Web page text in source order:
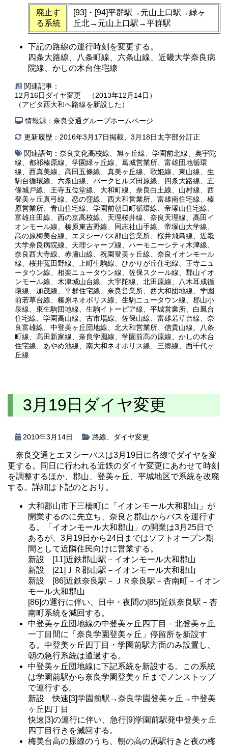
廃止す
る系統
[93]・[94]平群駅→元山上口駅→緑ヶ
丘北→元山上口駅→平群駅
下記の路線の運行時刻を変更する。
四条大路線、八条町線、六条山線、近畿大学奈良病
院線、かしの木台住宅線
関連記事：
12月16日ダイヤ変更 （2013年12月14日）
（アピタ西大和へ路線を新設した）
情報源：奈良交通グループホームページ
更新履歴：2016年3月17日掲載、3月18日太字部分訂正
関連語句： 奈良文化高校線、 旭ヶ丘線、 学園前北線、 奥宇陀
線、 都祁榛原線、 学園緑ヶ丘線、 葛城営業所、 富雄団地循環
線、 西真美線、 高田五條線、 真美ヶ丘線、 歌姫線、 東山線、 生
駒台循環線、 六条山線、 パークヒルズ田原線、 四条大路線、 五
條城戸線、 王寺五位堂線、 大和町線、 奈良白土線、 山村線、 西
登美ヶ丘真弓線、 恋の窪線、 西大和営業所、 富雄南住宅線、 榛
原営業所、 青山住宅線、 学園前朝日町循環線、 帝塚山住宅線、
富雄庄田線、 西の京高校線、 天理桜井線、 奈良天理線、 高田イ
オンモール線、 榛原東吉野線、 同志社山手線、 帝塚山大学線、
高の原梅美台線、 エヌシーバス郡山営業所、 桜井飛鳥線、 近畿
大学奈良病院線、 天理シャープ線、 ハーモニーシティ木津線、
奈良西大寺線、 赤膚山線、 祝園登美ヶ丘線、 奈良イオンモール
線、 桜井菟田野線、 上町生駒線、 ひかりが丘住宅線、 王寺ニュ
ータウン線、 相楽ニュータウン線、 佐保スクール線、 郡山イオ
ンモール線、 木津城山台線、 大宇陀線、 北田原線、 八木耳成循
環線、 加茂線、 平群住宅線、 奈良営業所、 西大和団地線、 学園
前若草台線、 榛原ネオポリス線、 生駒ニュータウン線、 郡山小
泉線、 東生駒団地線、 生駒イトーピア線、 平城営業所、 白鳳台
住宅線、 学園高山線、 古市場線、 佐保山線、 富雄若草台線、 奈
良富雄線、 中登美ヶ丘団地線、 北大和営業所、 信貴山線、 八条
町線、 高田新家線、 奈良学園線、 学園前高の原線、 かしの木台
住宅線、 あやめ池線、 南大和ネオポリス線、 三郷線、 西千代ヶ
丘線
3月19日ダイヤ変更
2010年3月14日 路線 ダイヤ変更
奈良交通とエヌシーバスは3月19日に各線でダイヤを変
更する。同日に行われる近鉄のダイヤ変更にあわせて時刻
を調整するほか、郡山、登美ヶ丘、平城地区で系統を改廃
する。詳細は下記のとおり。
大和郡山市下三橋町に「イオンモール大和郡山」が
開業するのに先立ち、奈良と郡山からバスを運行す
る。「イオンモール大和郡山」の開業は3月25日で
あるが、3月19日から24日まではソフトオープン期
間として近隣住民向けに営業する。
新設 [11]近鉄郡山駅－イオンモール大和郡山
新設 [21]ＪＲ郡山駅－イオンモール大和郡山
新設 [86]近鉄奈良駅－ＪＲ奈良駅－杏南町－イオン
モール大和郡山
[86]の運行に伴い、日中・夜間の[85]近鉄奈良駅－杏
南町系統を減回する。
中登美ヶ丘団地線の中登美ヶ丘四丁目－北登美ヶ丘
一丁目間に「奈良学園登美ヶ丘」停留所を新設す
る。中登美ヶ丘四丁目・学園前駅方面のみ設置し、
朝の急行系統は通過する。
中登美ヶ丘団地線に下記系統を新設する。この系統
は学園前駅から奈良学園登美ヶ丘までノンストップ
で運行する。
新設 快速[3]学園前駅→奈良学園登美ヶ丘→中登美
ヶ丘四丁目
快速[3]の運行に伴い、急行[9]学園前駅発中登美ヶ丘
四丁目行きを減回する。
梅美台高の原線のうち、朝の高の原駅行きと夜の梅